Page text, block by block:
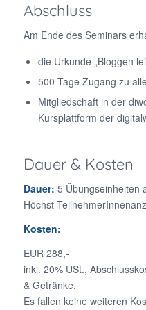
Abschluss
Am Ende des Seminars
die Urkunde „Bloggen
500 Tage Zugang zu
Mitgliedschaft in der
Kursplattform der
Dauer & Kosten
Dauer: 5 Übungseinheiten
Höchst-
Kosten:
EUR 288,-
inkl. 20% USt.,
& Getränke.
Es fallen keine weiteren